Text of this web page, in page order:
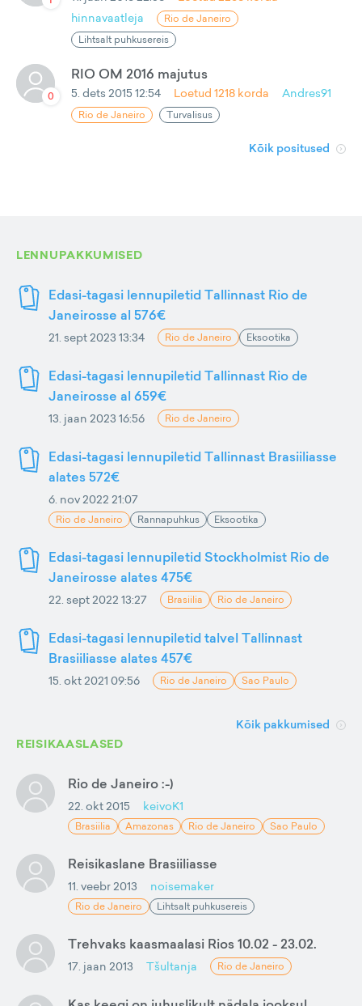
hinnavaatleja
Rio de Janeiro
Lihtsalt puhkusereis
0
RIO OM 2016 majutus
5. dets 2015 12:54 Loetud 1218 korda Andres91
Rio de Janeiro Turvalisus
Kõik positused
LENNUPAKKUMISED
Edasi-tagasi lennupiletid Tallinnast Rio de
Janeirosse al 576€
21. sept 2023 13:34 Rio de Janeiro Eksootika
Edasi-tagasi lennupiletid Tallinnast Rio de
Janeirosse al 659€
13. jaan 2023 16:56 Rio de Janeiro
Edasi-tagasi lennupiletid Tallinnast Brasiiliasse
alates 572€
6. nov 2022 21:07
Rio de Janeiro Rannapuhkus Eksootika
Edasi-tagasi lennupiletid Stockholmist Rio de
Janeirosse alates 475€
22. sept 2022 13:27 Brasiilia Rio de Janeiro
Edasi-tagasi lennupiletid talvel Tallinnast
Brasiiliasse alates 457€
15. okt 2021 09:56 Rio de Janeiro Sao Paulo
Kõik pakkumised
REISIKAASLASED
Rio de Janeiro :-)
22. okt 2015 keivoK1
Brasiilia Amazonas Rio de Janeiro Sao Paulo
Reisikaslane Brasiiliasse
11. veebr 2013 noisemaker
Rio de Janeiro Lihtsalt puhkusereis
Trehvaks kaasmaalasi Rios 10.02 - 23.02.
17. jaan 2013 Tšultanja Rio de Janeiro